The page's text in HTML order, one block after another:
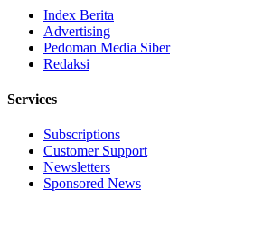
Index Berita
Advertising
Pedoman Media Siber
Redaksi
Services
Subscriptions
Customer Support
Newsletters
Sponsored News